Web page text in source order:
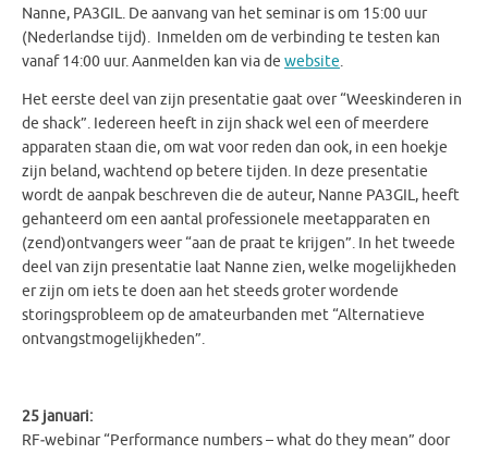
Nanne, PA3GIL. De aanvang van het seminar is om 15:00 uur
(Nederlandse tijd). Inmelden om de verbinding te testen kan
vanaf 14:00 uur. Aanmelden kan via de website.
Het eerste deel van zijn presentatie gaat over “Weeskinderen in
de shack”. Iedereen heeft in zijn shack wel een of meerdere
apparaten staan die, om wat voor reden dan ook, in een hoekje
zijn beland, wachtend op betere tijden. In deze presentatie
wordt de aanpak beschreven die de auteur, Nanne PA3GIL, heeft
gehanteerd om een aantal professionele meetapparaten en
(zend)ontvangers weer “aan de praat te krijgen”. In het tweede
deel van zijn presentatie laat Nanne zien, welke mogelijkheden
er zijn om iets te doen aan het steeds groter wordende
storingsprobleem op de amateurbanden met “Alternatieve
ontvangstmogelijkheden”.
25 januari:
RF‑webinar “Performance numbers – what do they mean” door